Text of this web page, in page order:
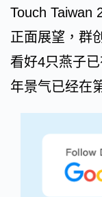
Touch Taiwan
正面展望，群
看好4只燕子
年景气已经在